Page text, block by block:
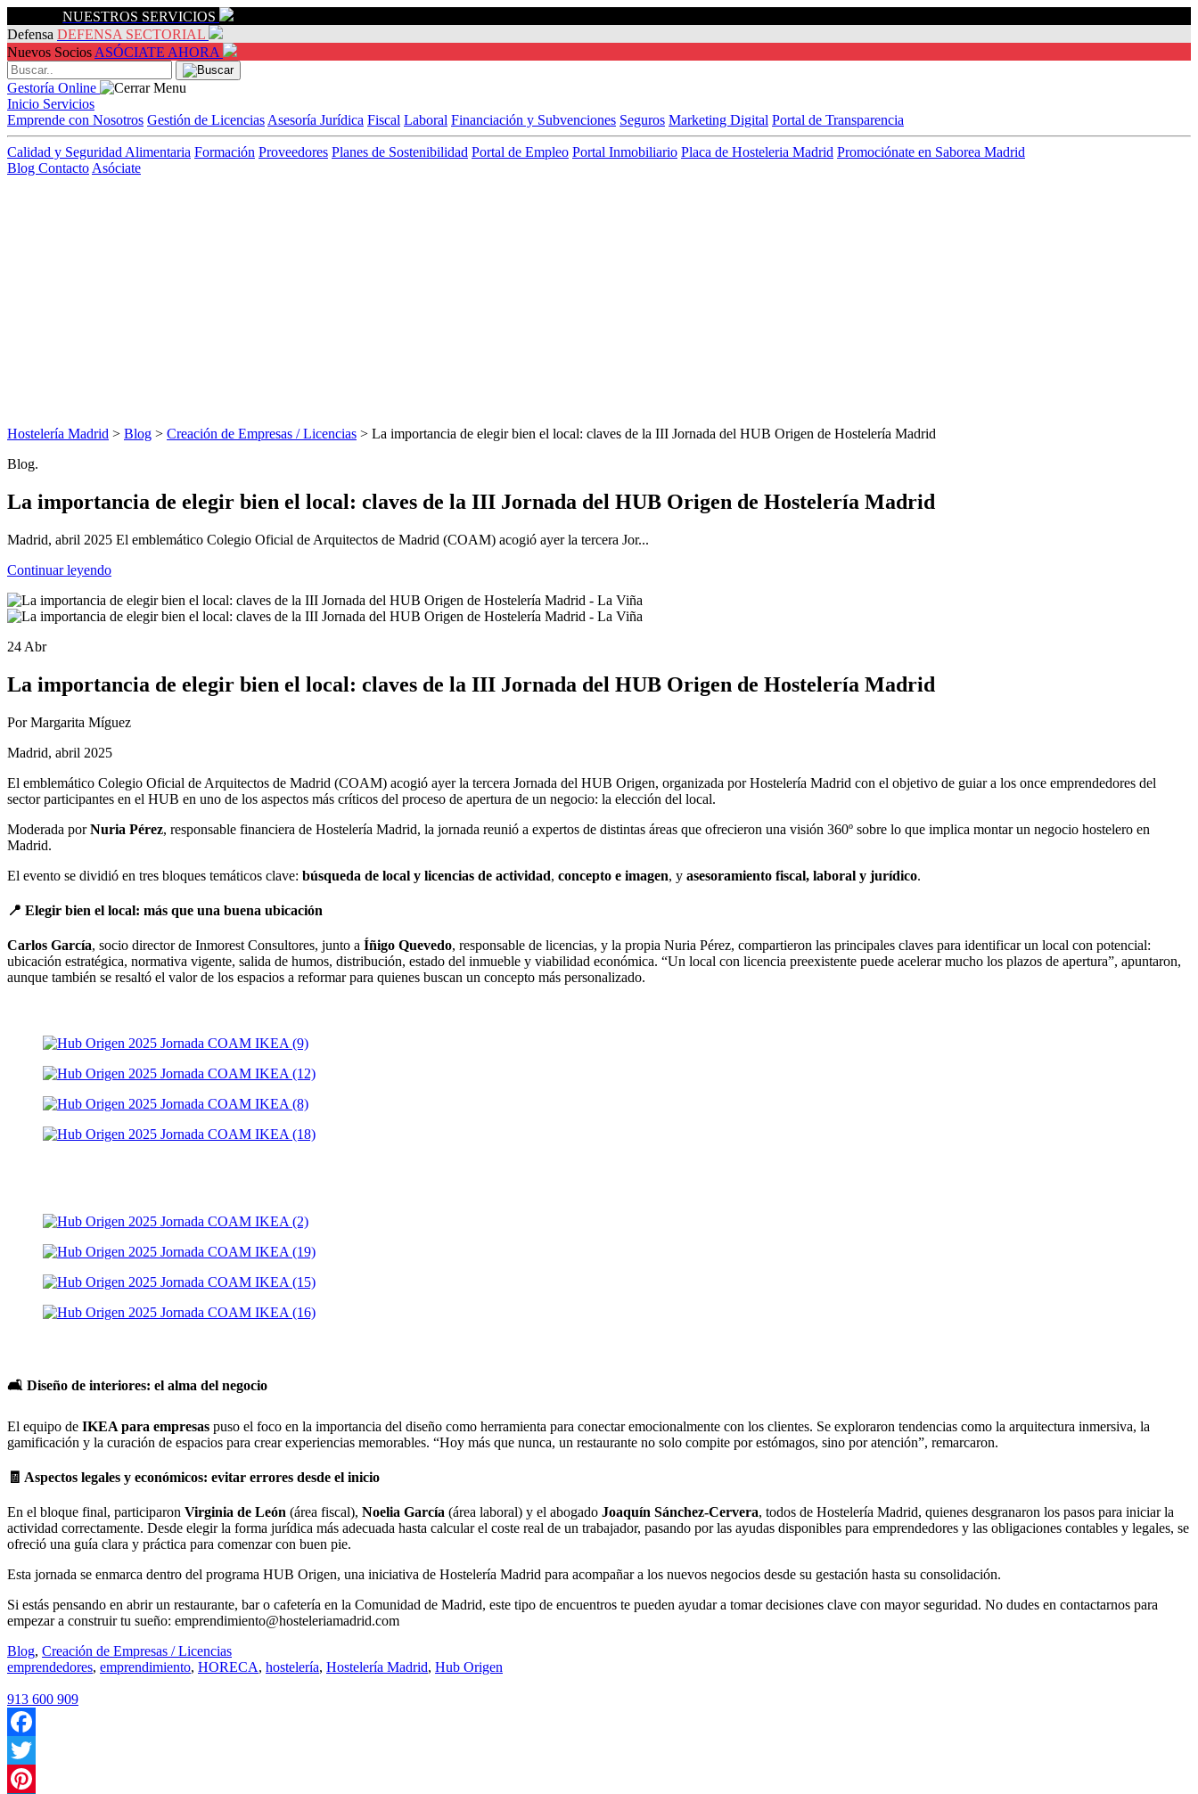
NUESTROS SERVICIOS
Defensa DEFENSA SECTORIAL
Nuevos Socios ASÓCIATE AHORA
Gestoría Online
Inicio Servicios
Emprende con Nosotros Gestión de Licencias Asesoría Jurídica Fiscal Laboral Financiación y Subvenciones Seguros Marketing Digital Portal de Transparencia
Calidad y Seguridad Alimentaria Formación Proveedores Planes de Sostenibilidad Portal de Empleo Portal Inmobiliario Placa de Hosteleria Madrid Promociónate en Saborea Madrid
Blog Contacto Asóciate
Hostelería Madrid > Blog > Creación de Empresas / Licencias > La importancia de elegir bien el local: claves de la III Jornada del HUB Origen de Hostelería Madrid
Blog.
La importancia de elegir bien el local: claves de la III Jornada del HUB Origen de Hostelería Madrid
Madrid, abril 2025 El emblemático Colegio Oficial de Arquitectos de Madrid (COAM) acogió ayer la tercera Jor...
Continuar leyendo
24 Abr
La importancia de elegir bien el local: claves de la III Jornada del HUB Origen de Hostelería Madrid
Por Margarita Míguez
Madrid, abril 2025
El emblemático Colegio Oficial de Arquitectos de Madrid (COAM) acogió ayer la tercera Jornada del HUB Origen, organizada por Hostelería Madrid con el objetivo de guiar a los once emprendedores del
sector participantes en el HUB en uno de los aspectos más críticos del proceso de apertura de un negocio: la elección del local.
Moderada porNuria Pérez, responsable financiera de Hostelería Madrid, la jornada reunió a expertos de distintas áreas que ofrecieron una visión 360º sobre lo que implica montar un negocio hostelero en
Madrid.
El evento se dividió en tres bloques temáticos clave: búsqueda de local y licencias de actividad, concepto e imagen, y asesoramiento fiscal, laboral y jurídico.
📍 Elegir bien el local: más que una buena ubicación
Carlos García, socio director de Inmorest Consultores, junto a Íñigo Quevedo, responsable de licencias, y la propia Nuria Pérez, compartieron las principales claves para identificar un local con potencial:
ubicación estratégica, normativa vigente, salida de humos, distribución, estado del inmueble y viabilidad económica. “Un local con licencia preexistente puede acelerar mucho los plazos de apertura”, apuntaron,
aunque también se resaltó el valor de los espacios a reformar para quienes buscan un concepto más personalizado.
🛋️ Diseño de interiores: el alma del negocio
El equipo de IKEA para empresas puso el foco en la importancia del diseño como herramienta para conectar emocionalmente con los clientes. Se exploraron tendencias como la arquitectura inmersiva, la
gamificación y la curación de espacios para crear experiencias memorables. “Hoy más que nunca, un restaurante no solo compite por estómagos, sino por atención”, remarcaron.
🧾 Aspectos legales y económicos: evitar errores desde el inicio
En el bloque final, participaron Virginia de León (área fiscal), Noelia García (área laboral) y el abogado Joaquín Sánchez-Cervera, todos de Hostelería Madrid, quienes desgranaron los pasos para iniciar la
actividad correctamente. Desde elegir la forma jurídica más adecuada hasta calcular el coste real de un trabajador, pasando por las ayudas disponibles para emprendedores y las obligaciones contables y legales, se
ofreció una guía clara y práctica para comenzar con buen pie.
Esta jornada se enmarca dentro del programa HUB Origen, una iniciativa de Hostelería Madrid para acompañar a los nuevos negocios desde su gestación hasta su consolidación.
Si estás pensando en abrir un restaurante, bar o cafetería en la Comunidad de Madrid, este tipo de encuentros te pueden ayudar a tomar decisiones clave con mayor seguridad. No dudes en contactarnos para
empezar a construir tu sueño: emprendimiento@hosteleriamadrid.com
Blog, Creación de Empresas / Licencias
emprendedores, emprendimiento, HORECA, hostelería, Hostelería Madrid, Hub Origen
913 600 909
Facebook
Twitter